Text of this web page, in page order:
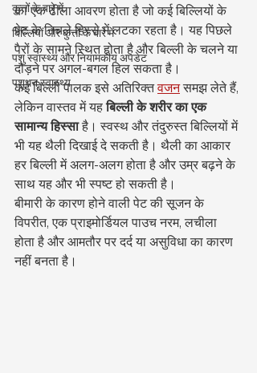
कुत्तों के बारे में
बिल्लियों और कुत्तों के बारे में
पशु स्वास्थ्य और नियामकीय अपडेट
पशुधन स्वास्थ्य
का एक ढीला आवरण होता है जो कई बिल्लियों के
पेट के निचले हिस्से में लटका रहता है। यह पिछले
पैरों के सामने स्थित होता है और बिल्ली के चलने या
दौड़ने पर अगल-बगल हिल सकता है।
कई बिल्ली पालक इसे अतिरिक्त वजन समझ लेते हैं,
लेकिन वास्तव में यह बिल्ली के शरीर का एक
सामान्य हिस्सा है। स्वस्थ और तंदुरुस्त बिल्लियों में
भी यह थैली दिखाई दे सकती है। थैली का आकार
हर बिल्ली में अलग-अलग होता है और उम्र बढ़ने के
साथ यह और भी स्पष्ट हो सकती है।
बीमारी के कारण होने वाली पेट की सूजन के
विपरीत, एक प्राइमोर्डियल पाउच नरम, लचीला
होता है और आमतौर पर दर्द या असुविधा का कारण
नहीं बनता है।